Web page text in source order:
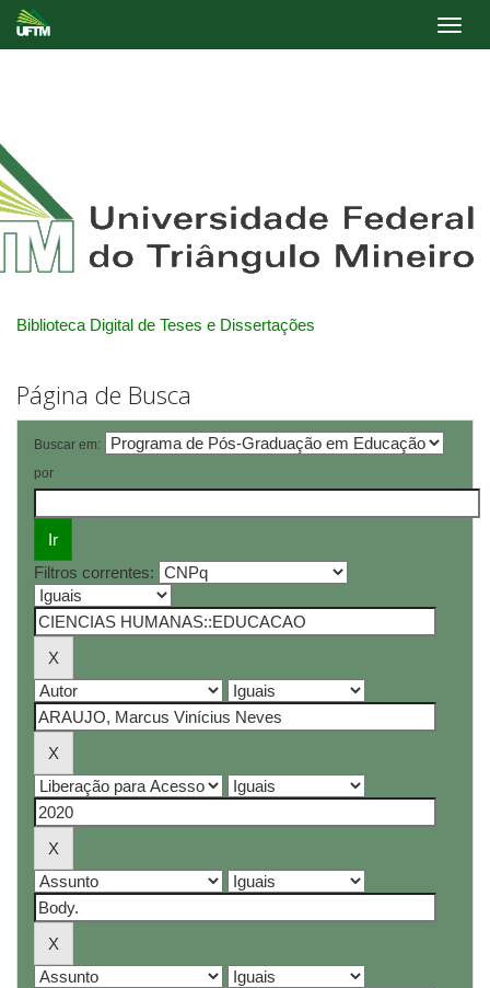
Biblioteca Digital de Teses e Dissertações
Página de Busca
Buscar em:
por
Filtros correntes: